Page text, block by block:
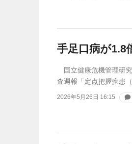
手足口病が1.8
国立健康危機管理研
査週報「定点把握疾患
2026年5月26日 16:15